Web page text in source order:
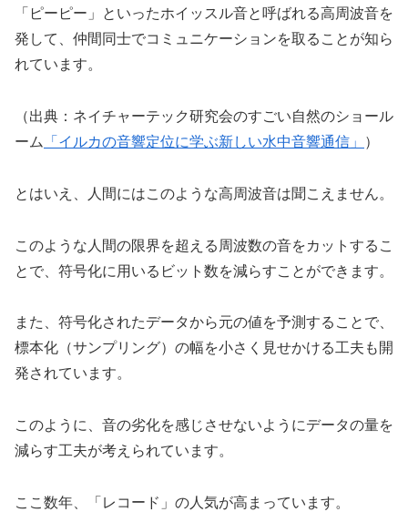
「ピーピー」といったホイッスル音と呼ばれる高周波音を
発して、仲間同士でコミュニケーションを取ることが知ら
れています。
（出典：ネイチャーテック研究会のすごい自然のショール
ーム
「イルカの音響定位に学ぶ新しい水中音響通信」 ）
とはいえ、人間にはこのような高周波音は聞こえません。
このような人間の限界を超える周波数の音をカットするこ
とで、符号化に用いるビット数を減らすことができます。
また、符号化されたデータから元の値を予測することで、
標本化（サンプリング）の幅を小さく見せかける工夫も開
発されています。
このように、音の劣化を感じさせないようにデータの量を
減らす工夫が考えられています。
ここ数年、「レコード」の人気が高まっています。